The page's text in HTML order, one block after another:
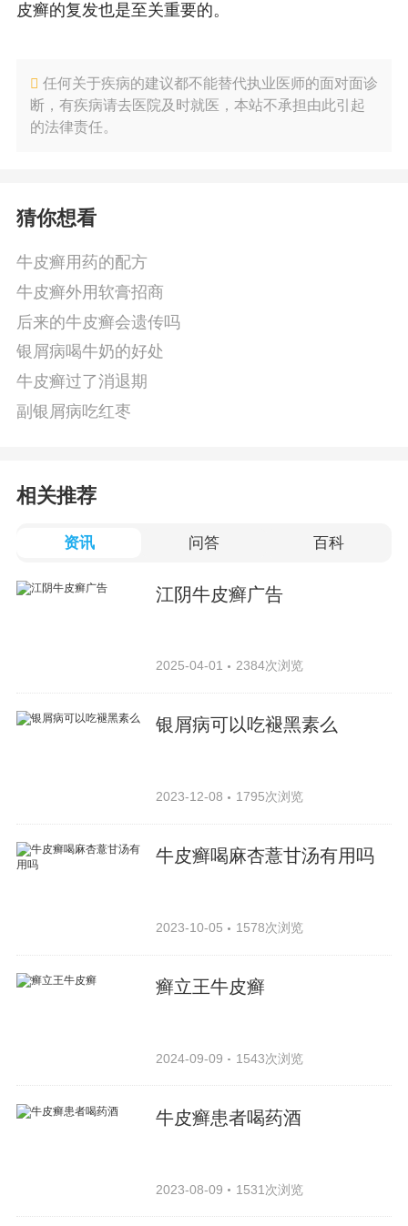
皮癣的复发也是至关重要的。
任何关于疾病的建议都不能替代执业医师的面对面诊
断，有疾病请去医院及时就医，本站不承担由此引起
的法律责任。
猜你想看
牛皮癣用药的配方
牛皮癣外用软膏招商
后来的牛皮癣会遗传吗
银屑病喝牛奶的好处
牛皮癣过了消退期
副银屑病吃红枣
相关推荐
资讯 问答 百科
江阴牛皮癣广告
2025-04-01 2384次浏览
银屑病可以吃褪黑素么
2023-12-08 1795次浏览
牛皮癣喝麻杏薏甘汤有用吗
2023-10-05 1578次浏览
癣立王牛皮癣
2024-09-09 1543次浏览
牛皮癣患者喝药酒
2023-08-09 1531次浏览